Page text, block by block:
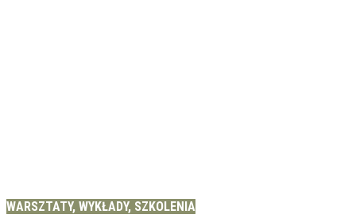
WARSZTATY, WYKŁADY, SZKOLENIA